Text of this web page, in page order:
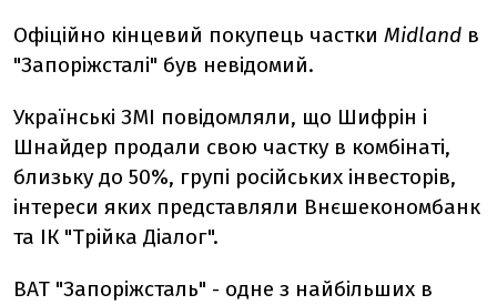
Офіційно кінцевий покупець частки Midland в
"Запоріжсталі" був невідомий.
Українські ЗМІ повідомляли, що Шифрін і
Шнайдер продали свою частку в комбінаті,
близьку до 50%, групі російських інвесторів,
інтереси яких представляли Внєшекономбанк
та ІК "Трійка Діалог".
ВАТ "Запоріжсталь" - одне з найбільших в